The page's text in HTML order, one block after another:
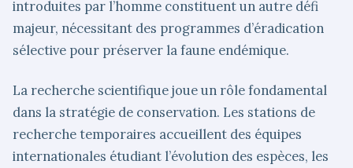
introduites par l’homme constituent un autre défi
majeur, nécessitant des programmes d’éradication
sélective pour préserver la faune endémique.
La recherche scientifique joue un rôle fondamental
dans la stratégie de conservation. Les stations de
recherche temporaires accueillent des équipes
internationales étudiant l’évolution des espèces, les